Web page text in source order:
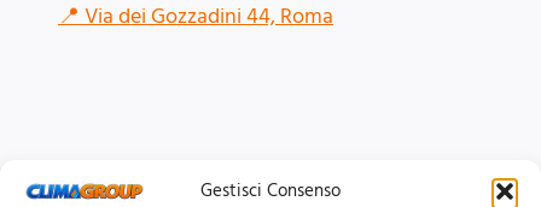
Gestisci Consenso
📍Via dei Gozzadini 44, Roma